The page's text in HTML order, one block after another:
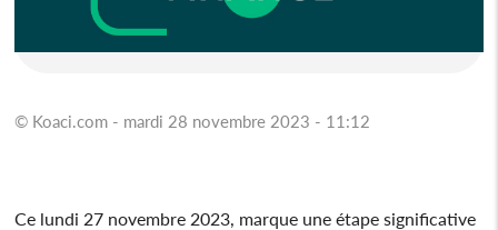
© Koaci.com - mardi 28 novembre 2023 - 11:12
Ce lundi 27 novembre 2023, marque une étape significative